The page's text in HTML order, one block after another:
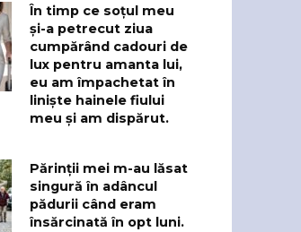
În timp ce soțul meu
și-a petrecut ziua
cumpărând cadouri de
lux pentru amanta lui,
eu am împachetat în
liniște hainele fiului
meu și am dispărut.
Părinții mei m-au lăsat
singură în adâncul
pădurii când eram
însărcinată în opt luni.